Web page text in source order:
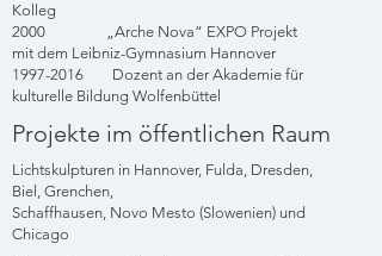
Kolleg
2000 „Arche Nova“ EXPO Projekt
mit dem Leibniz-Gymnasium Hannover
1997-2016 Dozent an der Akademie für
kulturelle Bildung Wolfenbüttel
Projekte im öffentlichen Raum
Lichtskulpturen in Hannover, Fulda, Dresden,
Biel, Grenchen,
Schaffhausen, Novo Mesto (Slowenien) und
Chicago